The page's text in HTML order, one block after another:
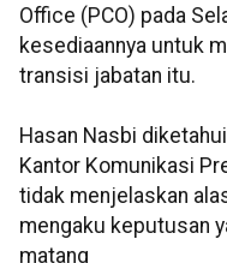
Office (PCO) pada
kesediaannya untuk
transisi jabatan itu.
Hasan Nasbi
Kantor Komunikasi
tidak menjelaskan
mengaku keputusan
matang